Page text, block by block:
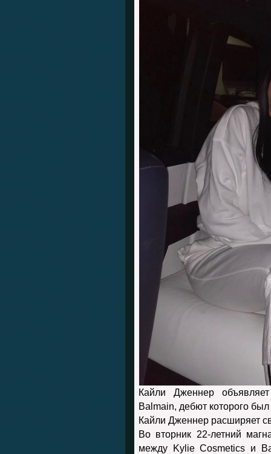
Кайли Дженнер
Balmain, дебют которого
Кайли Дженнер расширяет
Во вторник 22-летний
между Kylie Cosmetics и